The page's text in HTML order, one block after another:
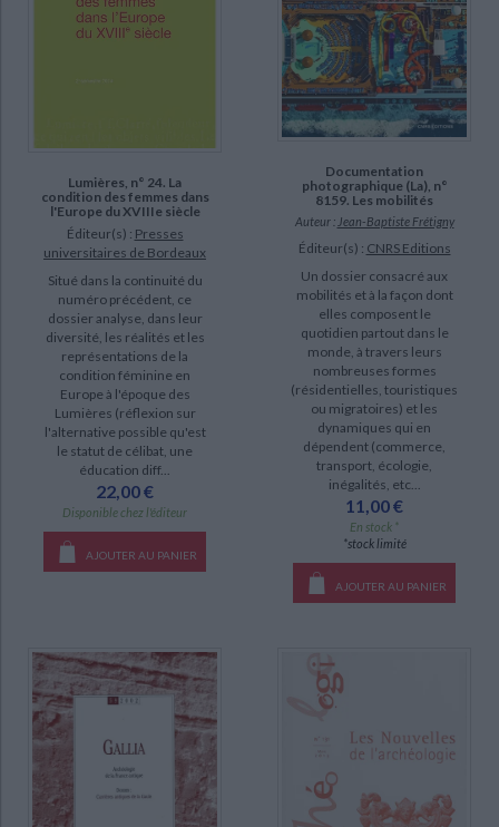
Dugua, Roger (8)
Société des professeurs d'histoire ancienne de l'Université (France) (8)
revue (1977)
livre (38)
IAD (35)
film (1)
SÉRIE
DISPONIBILITÉ
disponible (2051)
epuise (1663)
manquant (144)
a-paraitre (35)
Lumières, n° 24. La
condition des femmes dans
l'Europe du XVIIIe siècle
Éditeur(s) : Presses
universitaires de Bordeaux
Situé dans la continuité du
numéro précédent, ce
dossier analyse, dans leur
diversité, les réalités et les
représentations de la
condition féminine en
Europe à l'époque des
Lumières (réflexion sur
l'alternative possible qu'est
le statut de célibat, une
éducation diff...
22,00 €
Disponible chez l'éditeur
AJOUTER AU PANIER
Documentation
photographique (La), n°
8159. Les mobilités
Auteur : Jean-Baptiste Frétigny
Éditeur(s) : CNRS Editions
Un dossier consacré aux
mobilités et à la façon dont
elles composent le
quotidien partout dans le
monde, à travers leurs
nombreuses formes
(résidentielles, touristiques
ou migratoires) et les
dynamiques qui en
dépendent (commerce,
transport, écologie,
inégalités, etc...
11,00 €
En stock *
*stock limité
AJOUTER AU PANIER